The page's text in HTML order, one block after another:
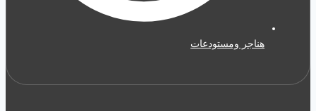
هناجر ومستودعات